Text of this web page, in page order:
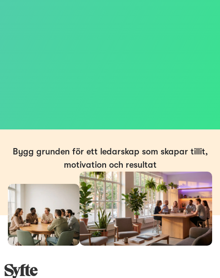
Bygg grunden för ett ledarskap som skapar tillit,
motivation och resultat
Syfte